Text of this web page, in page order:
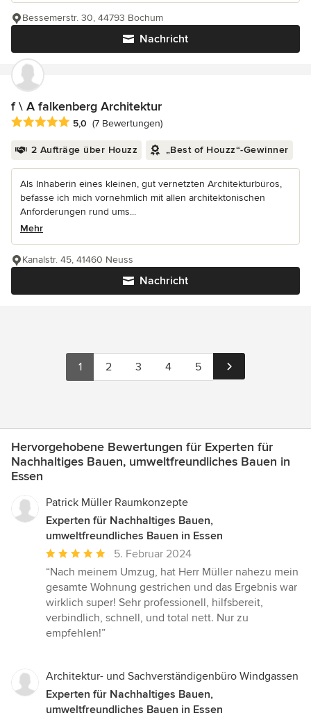
Nachricht
Bessemerstr. 30, 44793 Bochum
f \ A falkenberg Architektur
Durchschnittliche Bewertung: 5 von 5 Sternen
5,0 (7 Bewertungen)
2 Aufträge über Houzz „Best of Houzz“-Gewinner
Als Inhaberin eines kleinen, gut vernetzten Architekturbüros,
befasse ich mich vornehmlich mit allen architektonischen
Anforderungen rund ums...
Mehr
Nachricht
Kanalstr. 45, 41460 Neuss
1 2 3 4 5
Hervorgehobene Bewertungen für Experten für
Nachhaltiges Bauen, umweltfreundliches Bauen in
Essen
Patrick Müller Raumkonzepte
Experten für Nachhaltiges Bauen,
umweltfreundliches Bauen in Essen
Durchschnittliche
Bewertung:
5
von
5
Sternen
5. Februar 2024
“Nach meinem Umzug, hat Herr Müller nahezu mein
gesamte Wohnung gestrichen und das Ergebnis war
wirklich super! Sehr professionell, hilfsbereit,
verbindlich, schnell, und total nett. Nur zu
empfehlen!”
Architektur- und Sachverständigenbüro Windgassen
Experten für Nachhaltiges Bauen,
umweltfreundliches Bauen in Essen